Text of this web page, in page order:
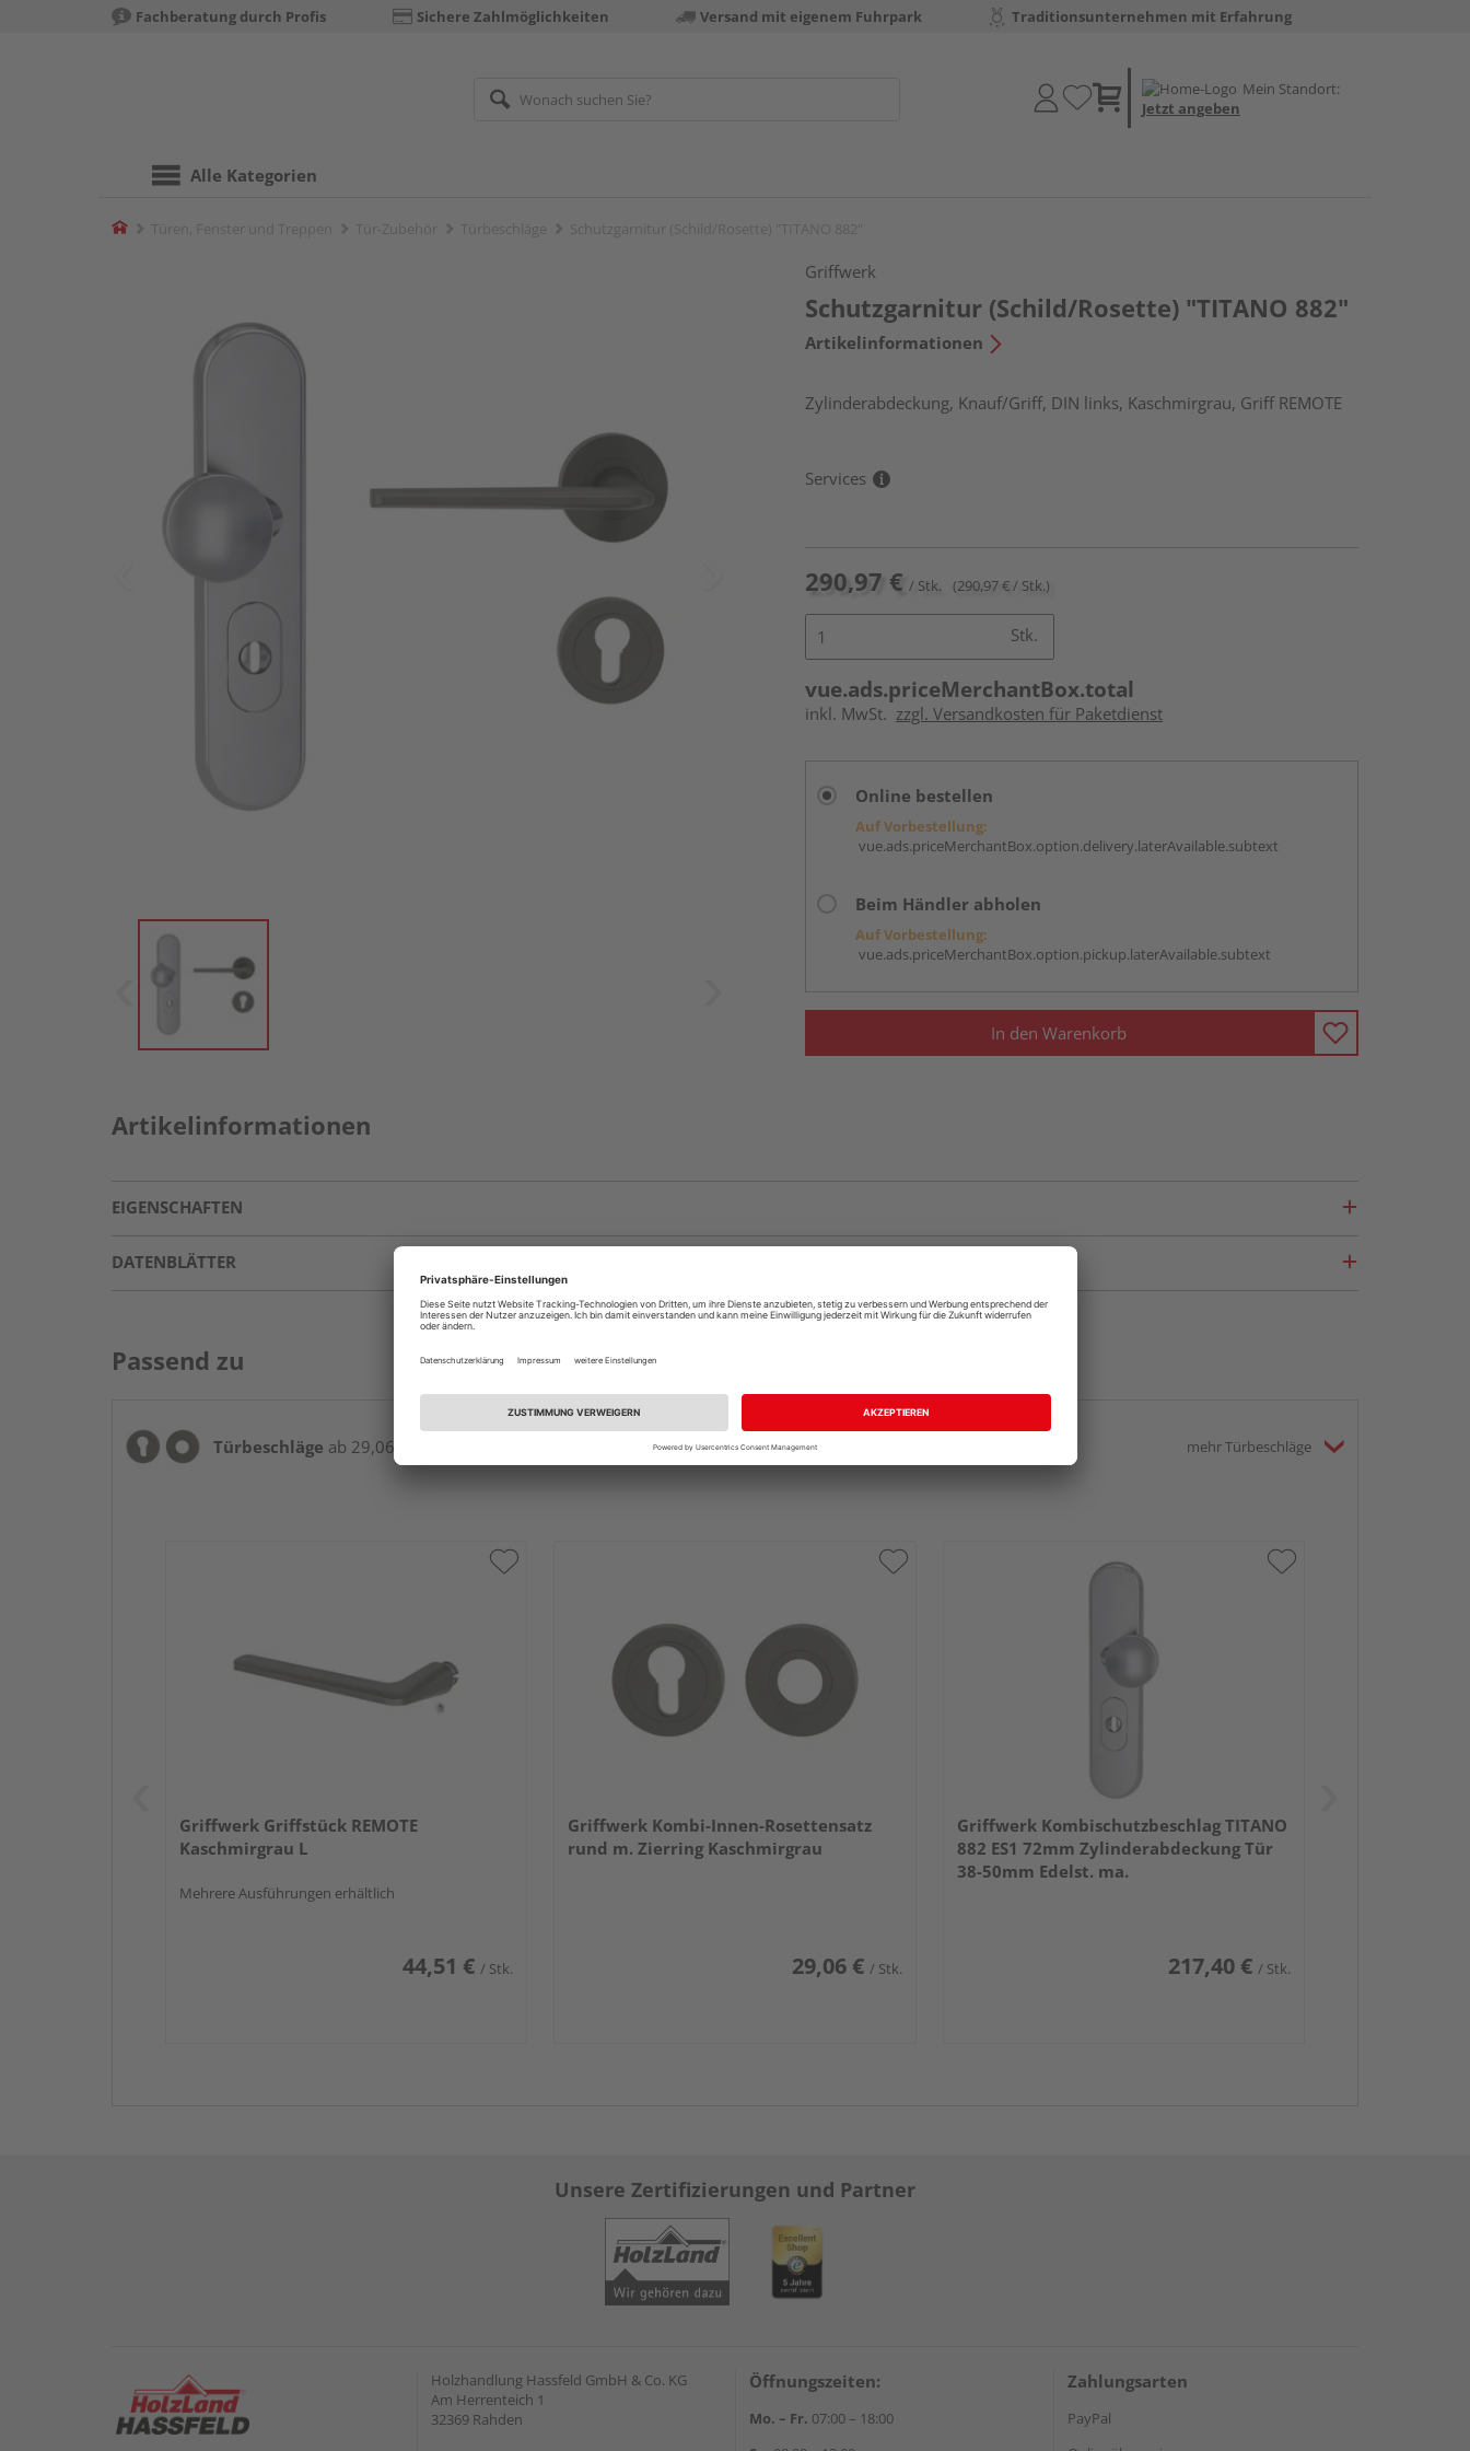
Fachberatung durch Profis Sichere Zahlmöglichkeiten Versand mit eigenem Fuhrpark Traditionsunternehmen mit Erfahrung
Mein Standort:
Jetzt angeben
Alle Kategorien
Home
Griffwerk
Schutzgarnitur (Schild/Rosette) "TITANO 882"
Artikelinformationen
Zylinderabdeckung, Knauf/Griff, DIN links, Kaschmirgrau, Griff REMOTE
Services
290,97 € / Stk. (290,97 € / Stk.)
Stk.
vue.ads.priceMerchantBox.total
inkl. MwSt. zzgl. Versandkosten für Paketdienst
Online bestellen
Auf Vorbestellung:
vue.ads.priceMerchantBox.option.delivery.laterAvailable.subtext
Beim Händler abholen
Auf Vorbestellung:
vue.ads.priceMerchantBox.option.pickup.laterAvailable.subtext
In den Warenkorb
Artikelinformationen
EIGENSCHAFTEN
DATENBLÄTTER
Passend zu
Türbeschläge ab 29,06 € / Stk. mehr Türbeschläge
Griffwerk Griffstück REMOTE
Kaschmirgrau L
Mehrere Ausführungen erhältlich
44,51 € / Stk.
Griffwerk Kombi-Innen-Rosettensatz
rund m. Zierring Kaschmirgrau
29,06 € / Stk.
Griffwerk Kombischutzbeschlag TITANO
882 ES1 72mm Zylinderabdeckung Tür
38-50mm Edelst. ma.
217,40 € / Stk.
Unsere Zertifizierungen und Partner
Holzhandlung Hassfeld GmbH & Co. KG
Am Herrenteich 1
32369 Rahden
Öffnungszeiten:
Mo. – Fr. 07:00 – 18:00
Zahlungsarten
PayPal